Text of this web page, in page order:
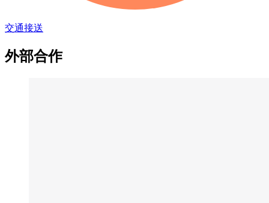
交通接送
外部合作